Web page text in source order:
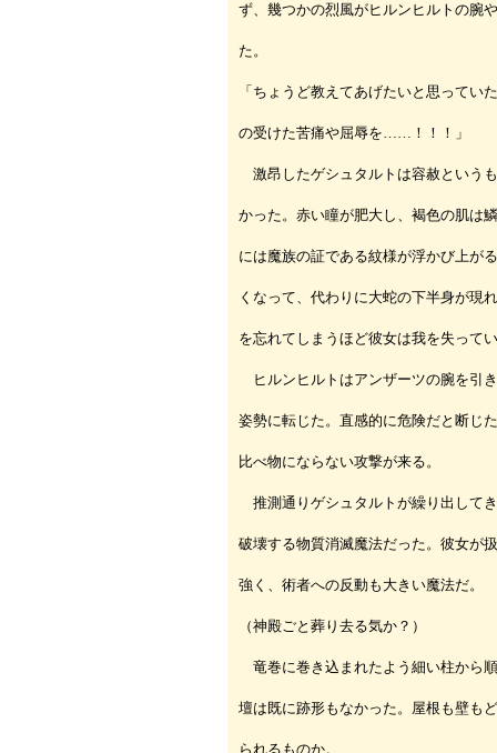
ず、幾つかの烈風がヒルンヒルトの腕
た。
「ちょうど教えてあげたいと思ってい
の受けた苦痛や屈辱を……！！！」
激昂したゲシュタルトは容赦という
かった。赤い瞳が肥大し、褐色の肌は
には魔族の証である紋様が浮かび上が
くなって、代わりに大蛇の下半身が現
を忘れてしまうほど彼女は我を失って
ヒルンヒルトはアンザーツの腕を引
姿勢に転じた。直感的に危険だと断じ
比べ物にならない攻撃が来る。
推測通りゲシュタルトが繰り出して
破壊する物質消滅魔法だった。彼女が
強く、術者への反動も大きい魔法だ。
（神殿ごと葬り去る気か？）
竜巻に巻き込まれたよう細い柱から
壇は既に跡形もなかった。屋根も壁も
られるものか。